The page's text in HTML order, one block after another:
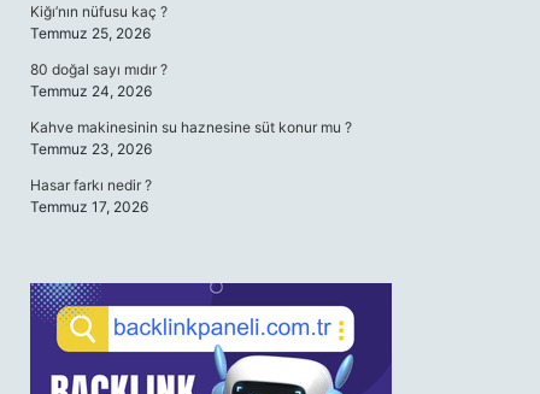
Kiğı’nın nüfusu kaç ?
Temmuz 25, 2026
80 doğal sayı mıdır ?
Temmuz 24, 2026
Kahve makinesinin su haznesine süt konur mu ?
Temmuz 23, 2026
Hasar farkı nedir ?
Temmuz 17, 2026